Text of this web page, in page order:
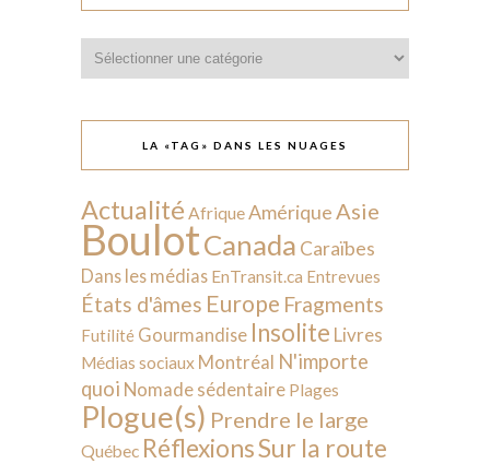
LA «TAG» DANS LES NUAGES
Actualité AfriqueAmérique Asie
BoulotCanada Caraïbes
Dans les médias EnTransit.ca Entrevues
États d'âmes Europe Fragments
Futilité Gourmandise Insolite Livres
Médias sociaux Montréal N'importe
quoi Nomade sédentaire Plages
Plogue(s) Prendre le large
Québec RéflexionsSur la route